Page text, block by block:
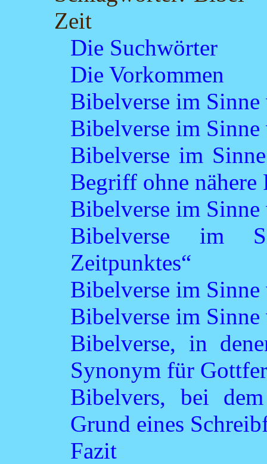
Zeit
Die Suchwörter
Die Vorkommen
Bibelverse im
Bibelverse im Sinne
Bibelverse im
Begriff ohne nähere
Bibelverse im
Bibelverse im
Zeitpunktes“
Bibelverse im
Bibelverse im Sinne
Bibelverse, in
Synonym für
Bibelvers, bei
Grund eines
Fazit